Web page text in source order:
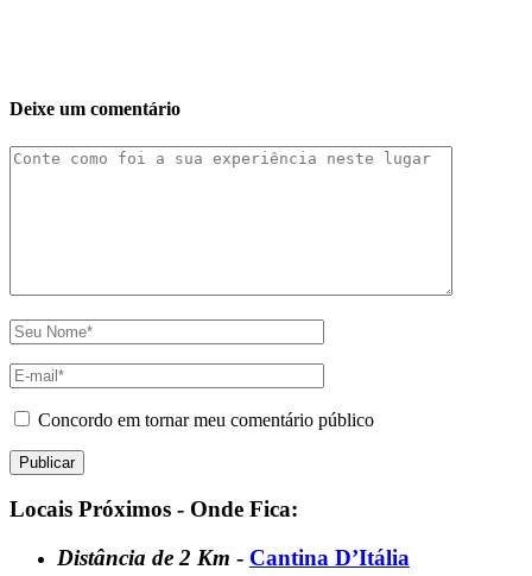
Deixe um comentário
Concordo em tornar meu comentário público
Locais Próximos - Onde Fica:
Distância de 2 Km - Cantina D’Itália